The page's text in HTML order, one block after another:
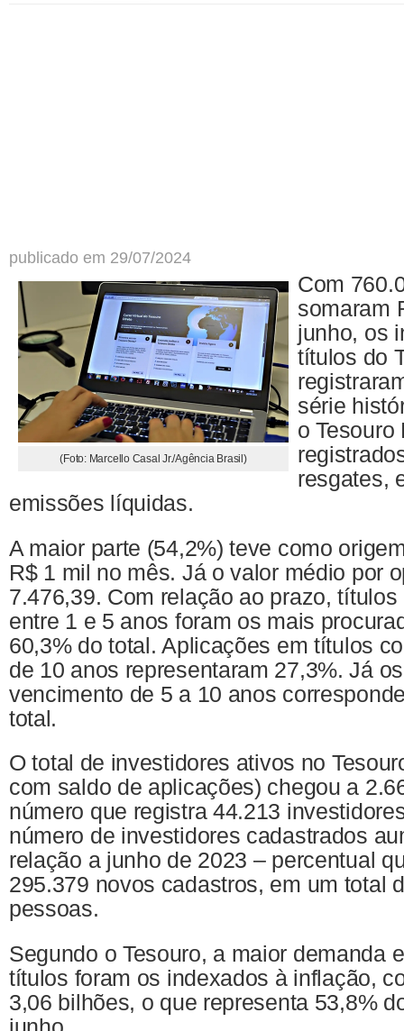
publicado em 29/07/2024
(Foto: Marcello Casal Jr./Agência Brasil)
Com
somaram
junho, os
títulos do
série
o Tesouro
resgates,
emissões líquidas.
A maior parte (54,2%) teve como
R$ 1 mil no mês. Já o valor médio por
7.476,39. Com relação ao prazo,
entre 1 e 5 anos foram os mais
60,3% do total. Aplicações em títulos
de 10 anos representaram 27,3%. Já
vencimento de 5 a 10 anos
total.
O total de investidores ativos no
com saldo de aplicações) chegou a
número que registra 44.213
número de investidores cadastrados
relação a junho de 2023 – percentual
295.379 novos cadastros, em um total
pessoas.
Segundo o Tesouro, a maior demanda
títulos foram os indexados à inflação,
3,06 bilhões, o que representa 53,8%